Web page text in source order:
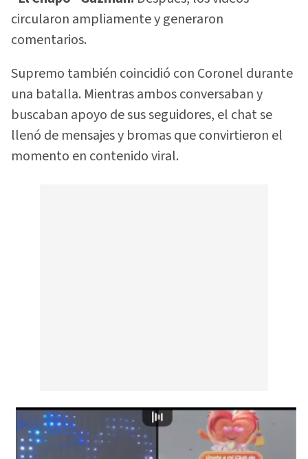
circularon ampliamente y generaron
comentarios.
Supremo también coincidió con Coronel durante
una batalla. Mientras ambos conversaban y
buscaban apoyo de sus seguidores, el chat se
llenó de mensajes y bromas que convirtieron el
momento en contenido viral.